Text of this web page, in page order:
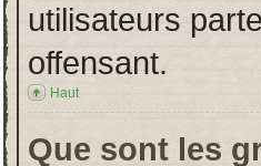
utilisateurs
offensant.
Haut
Que sont les